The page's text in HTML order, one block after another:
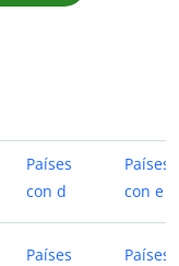
Países
con d
Países
con e
Países
Países